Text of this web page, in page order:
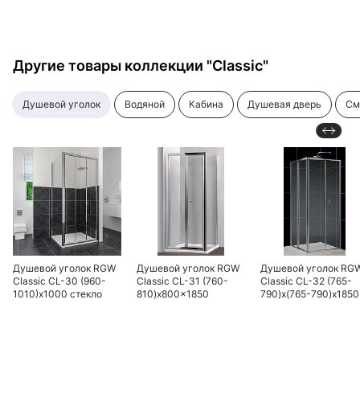
Другие товары коллекции "Classic"
душевой уголок водяной кабина душевая дверь
Душевой уголок RGW
Classic CL-30 (960-
1010)х1000 стекло
Душевой уголок RGW
Classic CL-31 (760-
810)x800x1850
Душевой уголок
Classic CL-32 (765-
790)x(765-790)x1850